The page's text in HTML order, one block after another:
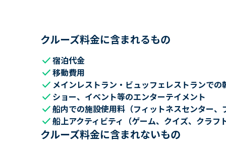
クルーズ料金に含まれるもの
check宿泊代金
check移動費用
check メインレストラン・ビュッフェレストランでの
check ショー、イベント等のエンターテイメント
check船内での施設使用料（フィットネスセンター
check船上アクティビティ（ゲーム、クイズ、クラフ
クルーズ料金に含まれないもの